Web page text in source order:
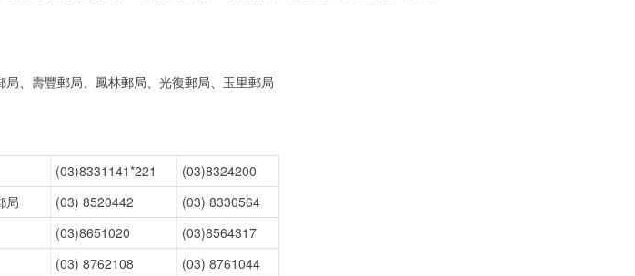
壽豐郵局、鳳林郵局、光復郵局、玉里郵局
(03)8331141*221
(03)8324200
局
(03) 8520442
(03) 8330564
(03)8651020
(03)8564317
(03) 8762108
(03) 8761044